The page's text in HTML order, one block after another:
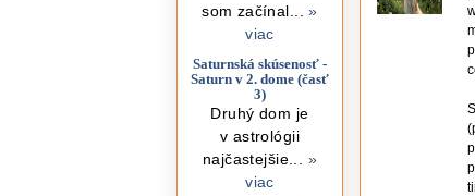
som začínal...»
viac
Saturnská skúsenosť -
Saturn v 2. dome (časť
3)
Druhý dom je
v astrológii
najčastejšie... »
viac